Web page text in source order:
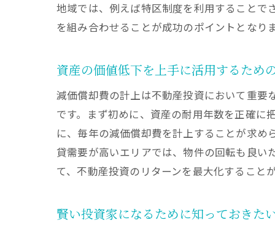
地域では、例えば特区制度を利用すること
を組み合わせることが成功のポイントとなり
資産の価値低下を上手に活用するため
減価償却費の計上は不動産投資において重要
です。まず初めに、資産の耐用年数を正確に
に、毎年の減価償却費を計上することが求
貸需要が高いエリアでは、物件の回転も良
て、不動産投資のリターンを最大化すること
賢い投資家になるために知っておきた